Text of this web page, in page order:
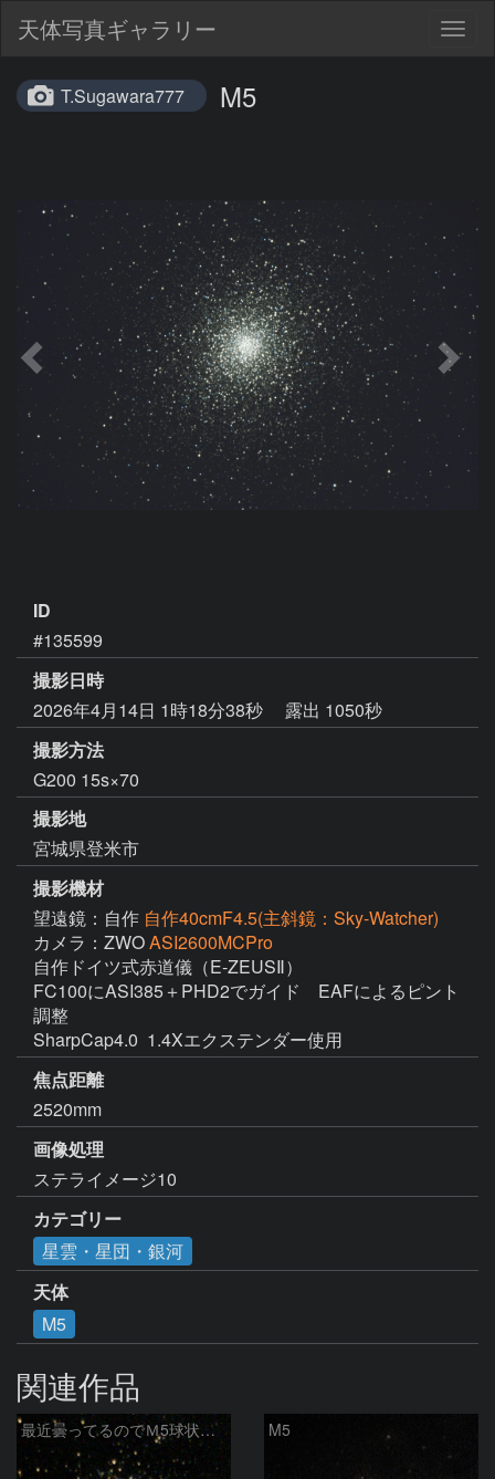
天体写真ギャラリー
T.Sugawara777 M5
ID
#135599
撮影日時
2026年4月14日 1時18分38秒
露出 1050秒
撮影方法
G200 15s×70
撮影地
宮城県登米市
撮影機材
望遠鏡：自作 自作40cmF4.5(主斜鏡：Sky-Watcher)
カメラ：ZWOASI2600MCPro
自作ドイツ式赤道儀（E-ZEUSⅡ）
FC100にASI385＋PHD2でガイド　EAFによるピント
調整
SharpCap4.0  1.4Xエクステンダー使用
焦点距離
2520mm
画像処理
カテゴリー
星雲・星団・銀河
天体
M5
関連作品
最近曇ってるのでＭ5球状星団再編集 M5